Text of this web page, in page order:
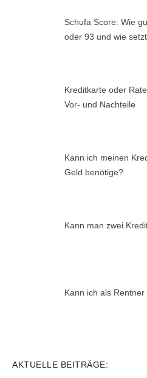
Schufa Score: Wie
oder 93 und wie
Kreditkarte oder
Vor- und Nachteile
Kann ich meinen
Geld benötige?
Kann man zwei
Kann ich als
AKTUELLE BEITRÄGE: